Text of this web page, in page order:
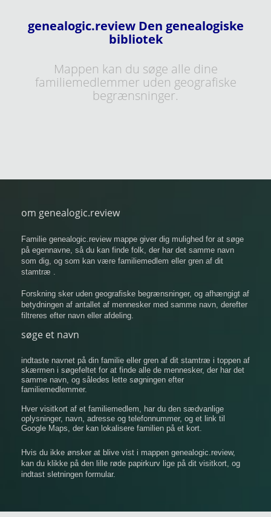
genealogic.review Den genealogiske
bibliotek
Mappen kan du søge alle dine
familiemedlemmer uden geografiske
begrænsninger.
om genealogic.review
Familie genealogic.review mappe giver dig mulighed for at søge
på egennavne, så du kan finde folk, der har det samme navn
som dig, og som kan være familiemedlem eller gren af ​​dit
stamtræ .
Forskning sker uden geografiske begrænsninger, og afhængigt af
betydningen af ​​antallet af mennesker med samme navn, derefter
filtreres efter navn eller afdeling.
søge et navn
indtaste navnet på din familie eller gren af ​​dit stamtræ i toppen af
​​skærmen i søgefeltet for at finde alle de mennesker, der har det
samme navn, og således lette søgningen efter
familiemedlemmer.
Hver visitkort af et familiemedlem, har du den sædvanlige
oplysninger, navn, adresse og telefonnummer, og et link til
Google Maps, der kan lokalisere familien på et kort.
Hvis du ikke ønsker at blive vist i mappen genealogic.review,
kan du klikke på den lille røde papirkurv lige på dit visitkort, og
indtast sletningen formular.